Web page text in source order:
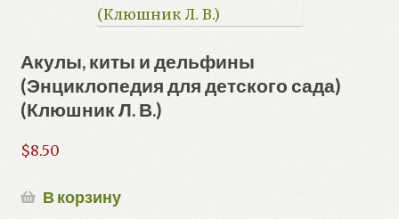
Акулы, киты и дельфины
(Энциклопедия для детского сада)
(Клюшник Л. В.)
$8.50
В корзину